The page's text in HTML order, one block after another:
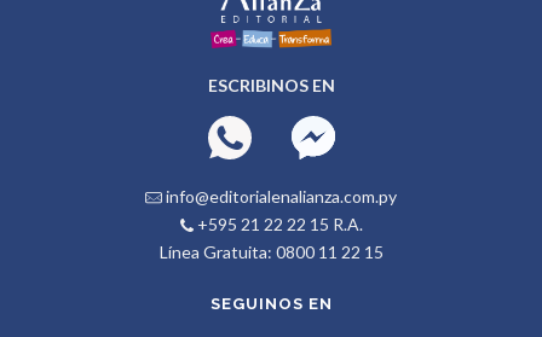
ESCRIBINOS EN
info@editorialenalianza.com.py
+595 21 22 22 15 R.A.
Línea Gratuita: 0800 11 22 15
SEGUINOS EN